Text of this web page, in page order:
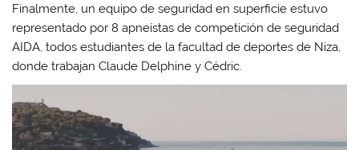
Finalmente, un equipo de seguridad en superficie estuvo
representado por 8 apneístas de competición de seguridad
AIDA, todos estudiantes de la facultad de deportes de Niza,
donde trabajan Claude Delphine y Cédric.